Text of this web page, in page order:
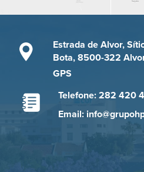
Estrada de Alvor,
Bota, 8500-322
GPS
Telefone: 282 420
Email: